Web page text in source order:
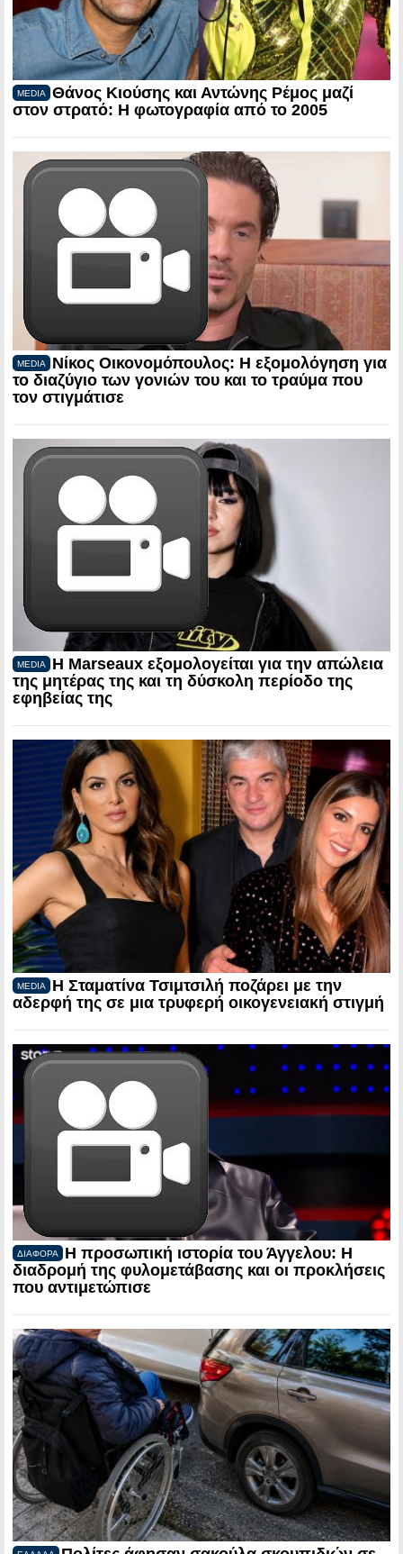
MEDIA
Θάνος Κιούσης και Αντώνης Ρέμος μαζί
στον στρατό: Η φωτογραφία από το 2005
MEDIA
Νίκος Οικονομόπουλος: Η εξομολόγηση για
το διαζύγιο των γονιών του και το τραύμα που
τον στιγμάτισε
MEDIA
Η Marseaux εξομολογείται για την απώλεια
της μητέρας της και τη δύσκολη περίοδο της
εφηβείας της
MEDIA
Η Σταματίνα Τσιμτσιλή ποζάρει με την
αδερφή της σε μια τρυφερή οικογενειακή στιγμή
ΔΙΑΦΟΡΑ
Η προσωπική ιστορία του Άγγελου: Η
διαδρομή της φυλομετάβασης και οι προκλήσεις
που αντιμετώπισε